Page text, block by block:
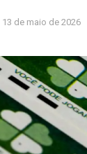
13 de maio de 2026